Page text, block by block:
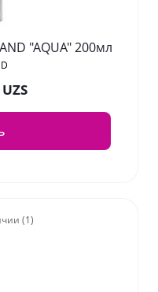
"AQUA" 200мл
(1)